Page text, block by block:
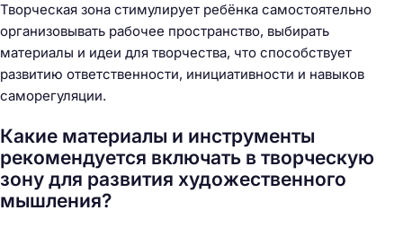
Творческая зона стимулирует ребёнка самостоятельно
организовывать рабочее пространство, выбирать
материалы и идеи для творчества, что способствует
развитию ответственности, инициативности и навыков
саморегуляции.
Какие материалы и инструменты
рекомендуется включать в творческую
зону для развития художественного
мышления?